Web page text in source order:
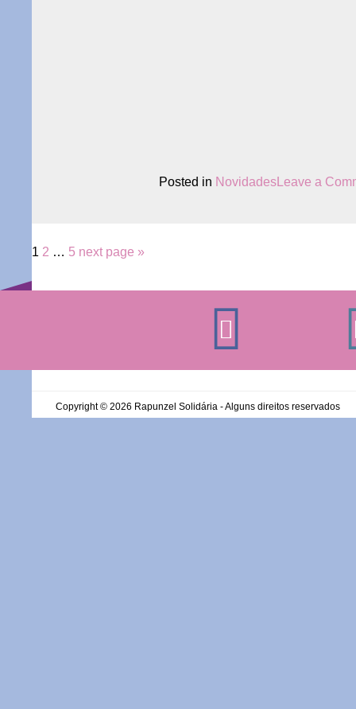
Posted in NovidadesLeave a
Paginação
de
Page
1 Page
2 … Page
5 next page »
Copyright © 2026 Rapunzel Solidária - Alguns direitos reservados